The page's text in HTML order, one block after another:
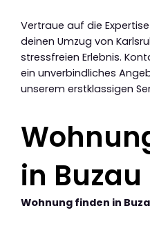
Vertraue auf die
deinen Umzug von
stressfreien Erlebnis.
ein unverbindliches
unserem erstklassigen
in Buzau
Wohnung finden in